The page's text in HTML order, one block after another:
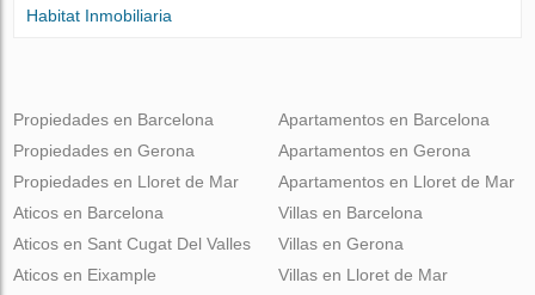
Habitat Inmobiliaria
Propiedades en Barcelona
Propiedades en Gerona
Propiedades en Lloret de Mar
Apartamentos en Barcelona
Apartamentos en Gerona
Apartamentos en Lloret de Mar
Aticos en Barcelona
Aticos en Sant Cugat Del Valles
Aticos en Eixample
Villas en Barcelona
Villas en Gerona
Villas en Lloret de Mar